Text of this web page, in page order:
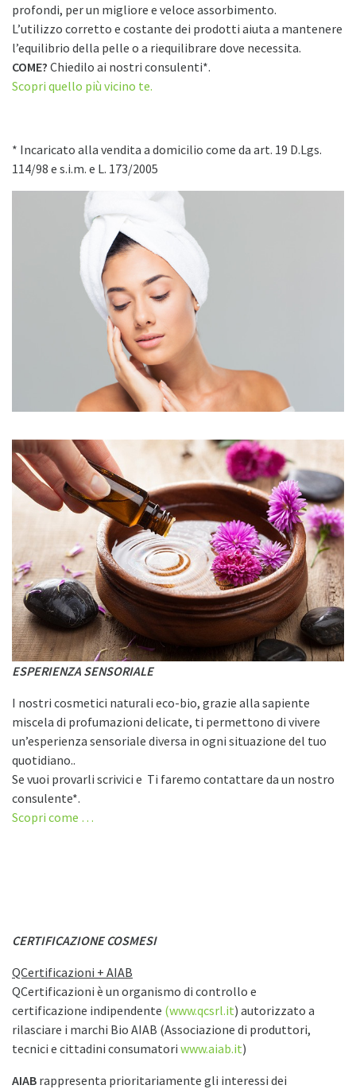
profondi, per un migliore e veloce assorbimento.
L’utilizzo corretto e costante dei prodotti aiuta a mantenere
l’equilibrio della pelle o a riequilibrare dove necessita.
COME? Chiedilo ai nostri consulenti*.
Scopri quello più vicino te.
* Incaricato alla vendita a domicilio come da art. 19 D.Lgs.
114/98 e s.i.m. e L. 173/2005
ESPERIENZA SENSORIALE
I nostri cosmetici naturali eco-bio, grazie alla sapiente
miscela di profumazioni delicate, ti permettono di vivere
un’esperienza sensoriale diversa in ogni situazione del tuo
quotidiano..
Se vuoi provarli scrivici e Ti faremo contattare da un nostro
consulente*.
Scopri come …
CERTIFICAZIONE COSMESI
QCertificazioni + AIAB
QCertificazioni è un organismo di controllo e
certificazione indipendente (www.qcsrl.it) autorizzato a
rilasciare i marchi Bio AIAB (Associazione di produttori,
tecnici e cittadini consumatori www.aiab.it)
AIAB rappresenta prioritariamente gli interessi dei